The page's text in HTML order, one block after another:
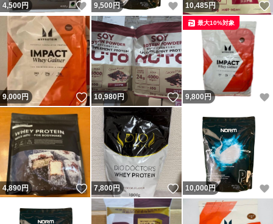
4,500円 いいね！
9,500 円 いいね！
10,485円
9,000円 いいね！
10,980円 いいね！
9,800 円
最大10%対象
4,890円 いいね！
7,800円 いいね！
10,000円